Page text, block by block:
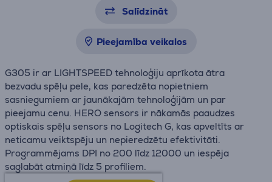
Salīdzināt
Pieejamība veikalos
G305 ir ar LIGHTSPEED tehnoloģiju aprīkota ātra
bezvadu spēļu pele, kas paredzēta nopietniem
sasniegumiem ar jaunākajām tehnoloģijām un par
pieejamu cenu. HERO sensors ir nākamās paaudzes
optiskais spēļu sensors no Logitech G, kas apveltīts ar
neticamu veiktspēju un nepieredzētu efektivitāti.
Programmējams DPI no 200 līdz 12000 un iespēja
saglabāt atmiņā līdz 5 profiliem.